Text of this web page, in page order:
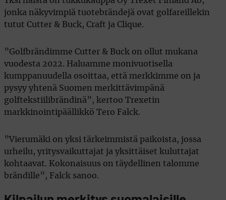
jonka näkyvimpiä tuotebrändejä ovat golfareillekin
tutut Cutter & Buck, Craft ja Clique.
”Golfbrändimme Cutter & Buck on ollut mukana
vuodesta 2022. Haluamme monivuotisella
kumppanuudella osoittaa, että merkkimme on ja
pysyy yhtenä Suomen merkittävimpänä
golftekstiilibrändinä”, kertoo Trexetin
markkinointipäällikkö Tero Falck.
”Vierumäki on yksi tärkeimmistä paikoista, jossa
urheilu, yritysvaikuttajat ja yksittäiset kuluttajat
kohtaavat. Kokonaisuus on täydellinen talomme
brändille”, Falck sanoo.